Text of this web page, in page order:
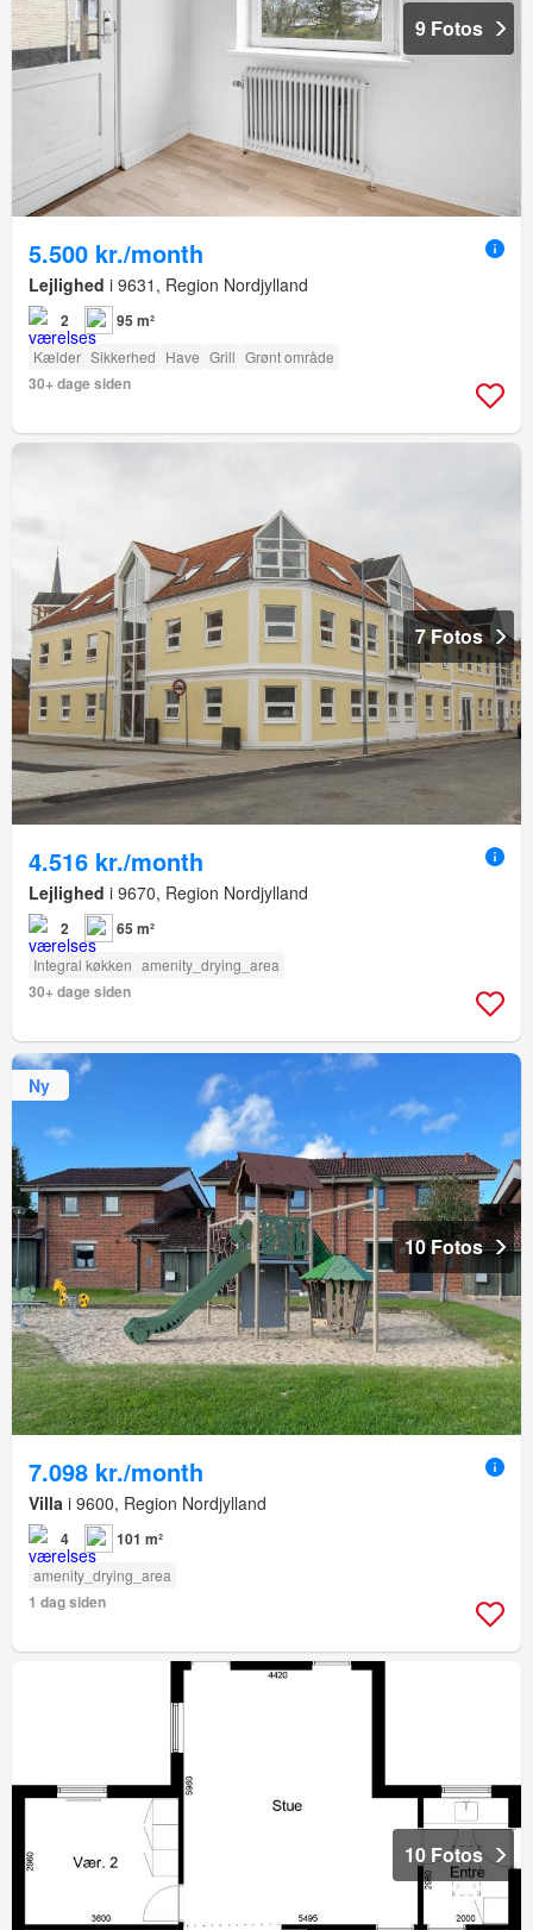
9 Fotos
5.500 kr./month
Lejlighed i 9631, Region Nordjylland
2 95 m²
Kælder Sikkerhed Have Grill Grønt område
30+ dage siden
7 Fotos
4.516 kr./month
Lejlighed i 9670, Region Nordjylland
2 65 m²
Integral køkken amenity_drying_area
30+ dage siden
Ny
10 Fotos
7.098 kr./month
Villa i 9600, Region Nordjylland
4 101 m²
amenity_drying_area
1 dag siden
10 Fotos